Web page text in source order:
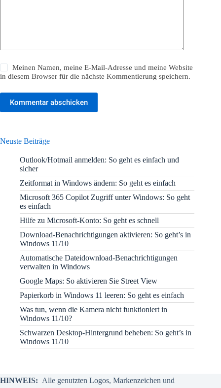
Meinen Namen, meine E-Mail-Adresse und meine Website
in diesem Browser für die nächste Kommentierung speichern.
Kommentar abschicken
Neuste Beiträge
Outlook/Hotmail anmelden: So geht es einfach und
sicher
Zeitformat in Windows ändern: So geht es einfach
Microsoft 365 Copilot Zugriff unter Windows: So geht
es einfach
Hilfe zu Microsoft-Konto: So geht es schnell
Download-Benachrichtigungen aktivieren: So geht’s in
Windows 11/10
Automatische Dateidownload-Benachrichtigungen
verwalten in Windows
Google Maps: So aktivieren Sie Street View
Papierkorb in Windows 11 leeren: So geht es einfach
Was tun, wenn die Kamera nicht funktioniert in
Windows 11/10?
Schwarzen Desktop-Hintergrund beheben: So geht’s in
Windows 11/10
HINWEIS: Alle genutzten Logos, Markenzeichen und